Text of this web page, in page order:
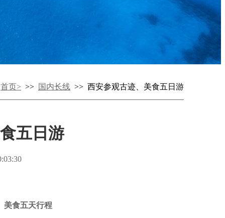
首页> >> 国内长线 >> 西安参观古迹、美食五日游
五日游
美食五天行程